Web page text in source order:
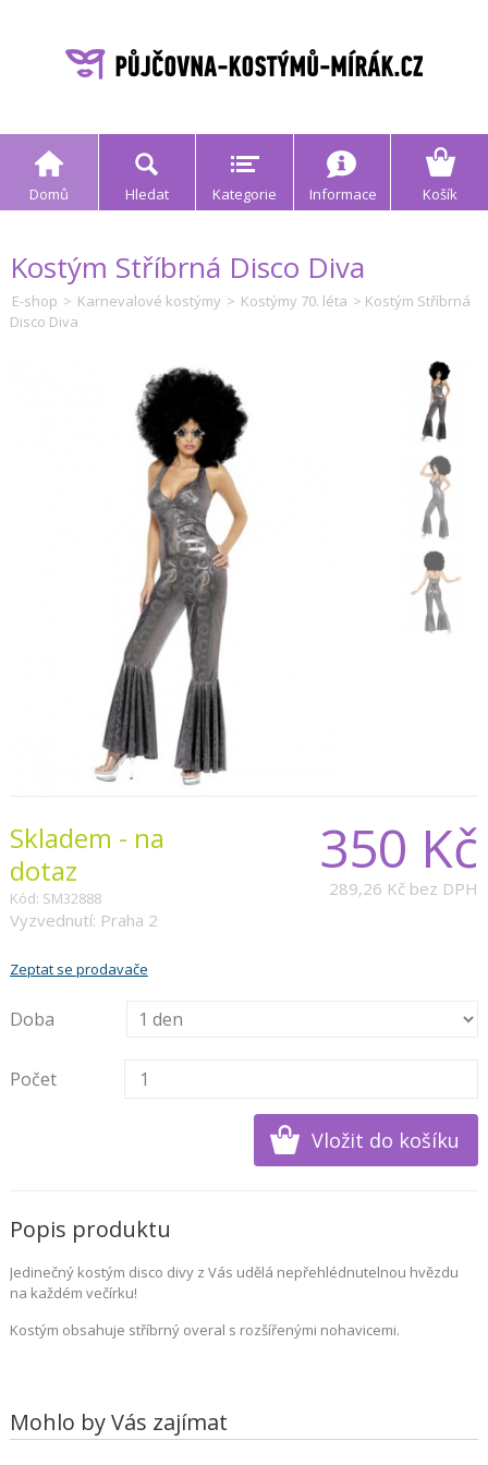
Domů Hledat Kategorie Informace Košík
Kostým Stříbrná Disco Diva
E-shop > Karnevalové kostýmy > Kostýmy 70. léta > Kostým Stříbrná
Disco Diva
350 Kč
289,26 Kč bez DPH
Skladem - na
dotaz
Kód: SM32888
Vyzvednutí: Praha 2
Zeptat se prodavače
Doba
Počet
Popis produktu
Jedinečný kostým disco divy z Vás udělá nepřehlédnutelnou hvězdu
na každém večírku!
Kostým obsahuje stříbrný overal s rozšířenými nohavicemi.
Mohlo by Vás zajímat